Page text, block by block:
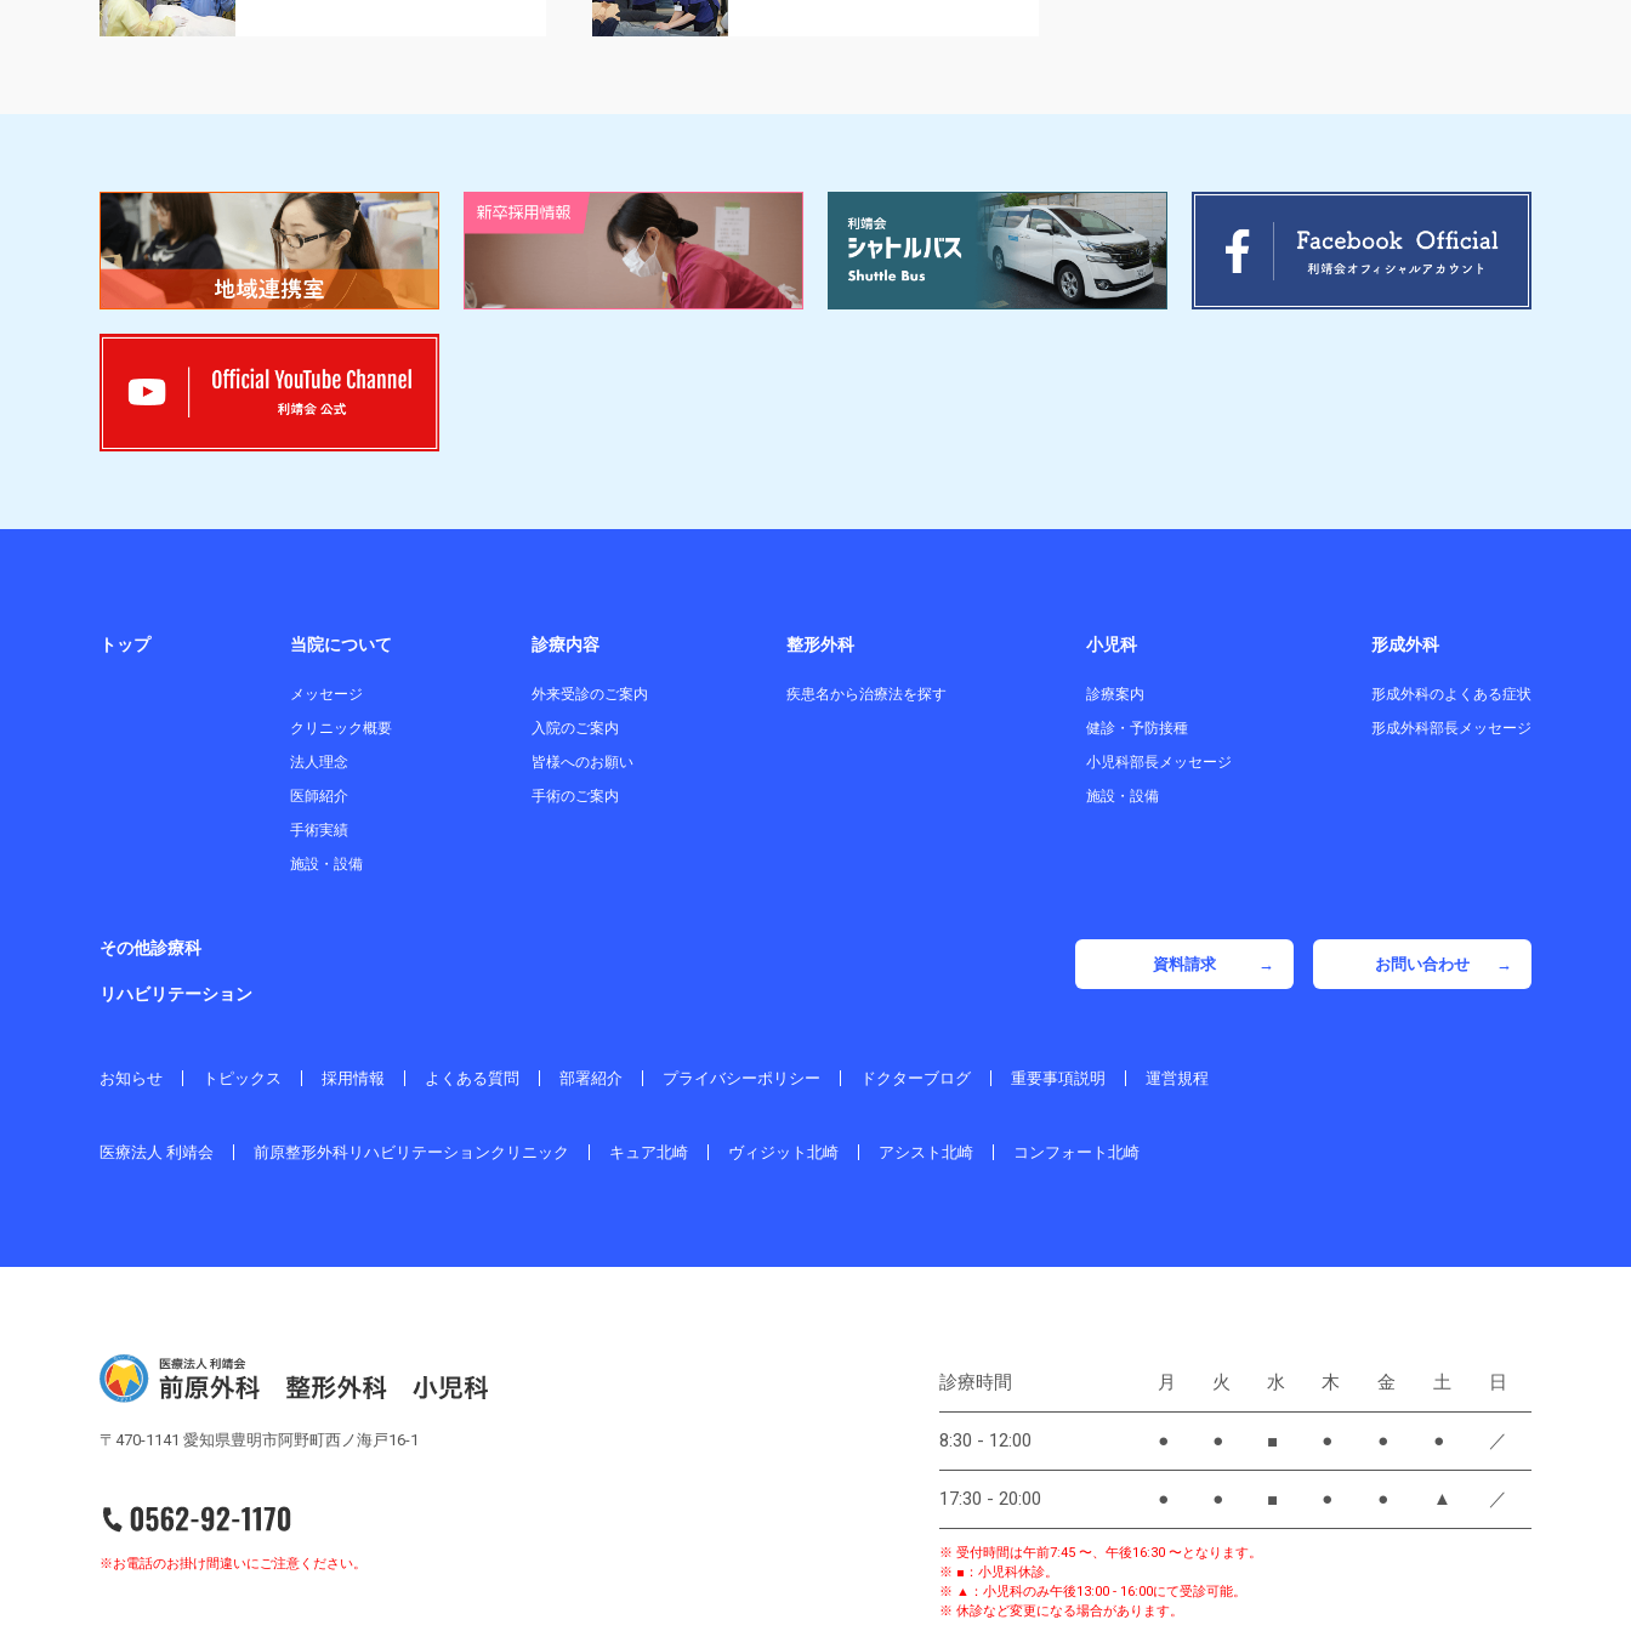
トップ 当院について
メッセージ
クリニック概要
法人理念
医師紹介
手術実績
施設・設備
診療内容
外来受診のご案内
入院のご案内
皆様へのお願い
手術のご案内
整形外科
疾患名から治療法を探す
小児科
診療案内
健診・予防接種
小児科部長メッセージ
施設・設備
形成外科
形成外科のよくある症状
形成外科部長メッセージ
その他診療科
リハビリテーション
資料請求 → お問い合わせ →
お知らせ トピックス 採用情報 よくある質問 部署紹介 プライバシーポリシー ドクターブログ 重要事項説明 運営規程
医療法人 利靖会 前原整形外科リハビリテーションクリニック キュア北崎 ヴィジット北崎 アシスト北崎 コンフォート北崎
〒470-1141 愛知県豊明市阿野町西ノ海戸16-1
※お電話のお掛け間違いにご注意ください。
診療時間 月 火 水 木 金 土 日
8:30 - 12:00 ● ● ■ ● ● ● ／
17:30 - 20:00 ● ● ■ ● ● ▲ ／
※ 受付時間は午前7:45 〜、午後16:30 〜となります。
※ ■：小児科休診。
※ ▲：小児科のみ午後13:00 - 16:00にて受診可能。
※ 休診など変更になる場合があります。